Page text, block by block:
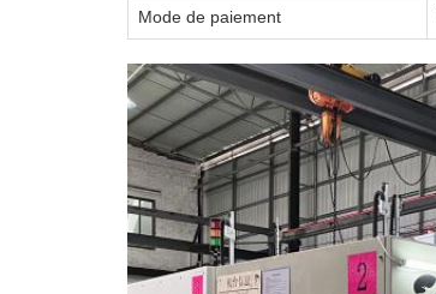
Mode de paiement